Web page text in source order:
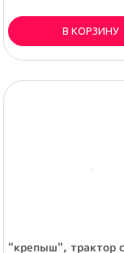
В КОРЗИНУ
"крепыш", трактор